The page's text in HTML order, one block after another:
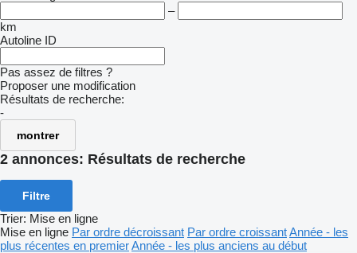
–
km
Autoline ID
Pas assez de filtres ?
Proposer une modification
Résultats de recherche:
-
montrer
2 annonces: Résultats de recherche
Filtre
Trier: Mise en ligne
Mise en ligne Par ordre décroissant Par ordre croissantAnnée - les
plus récentes en premierAnnée - les plus anciens au début